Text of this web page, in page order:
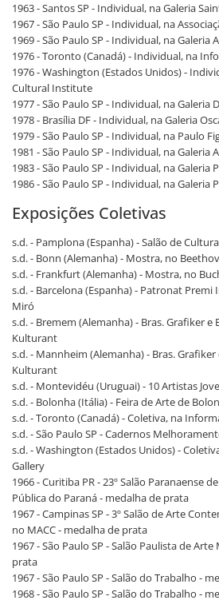
1963 - Santos SP - Individual, na Galeria
1967 - São Paulo SP - Individual, na
1969 - São Paulo SP - Individual, na Galeria
1976 - Toronto (Canadá) - Individual, na
1976 - Washington (Estados Unidos) -
Cultural Institute
1977 - São Paulo SP - Individual, na Galeria
1978 - Brasília DF - Individual, na Galeria
1979 - São Paulo SP - Individual, na Paulo
1981 - São Paulo SP - Individual, na Galeria
1983 - São Paulo SP - Individual, na Galeria
1986 - São Paulo SP - Individual, na Galeria
Exposições Coletivas
s.d. - Pamplona (Espanha) - Salão de
s.d. - Bonn (Alemanha) - Mostra, no
s.d. - Frankfurt (Alemanha) - Mostra, no
s.d. - Barcelona (Espanha) - Patronat Premi
Miró
s.d. - Bremem (Alemanha) - Bras. Grafiker e
Kulturant
s.d. - Mannheim (Alemanha) - Bras.
Kulturant
s.d. - Montevidéu (Uruguai) - 10 Artistas
s.d. - Bolonha (Itália) - Feira de Arte de
s.d. - Toronto (Canadá) - Coletiva, na
s.d. - São Paulo SP - Cadernos
s.d. - Washington (Estados Unidos) -
Gallery
1966 - Curitiba PR - 23º Salão Paranaense
Pública do Paraná - medalha de prata
1967 - Campinas SP - 3º Salão de Arte
no MACC - medalha de prata
1967 - São Paulo SP - Salão Paulista de
prata
1967 - São Paulo SP - Salão do Trabalho -
1968 - São Paulo SP - Salão do Trabalho -